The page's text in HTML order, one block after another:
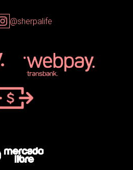
@sherpalife